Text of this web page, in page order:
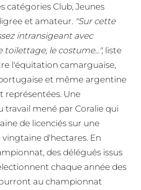
catégories Club, Jeunes
et amateur. "Sur cette
intransigeant avec
toilettage, le costume...", liste
l'équitation camarguaise,
et même argentine
Une
travail mené par Coralie qui
de licenciés sur une
d'hectares. En
des délégués issus
chaque année des
au championnat